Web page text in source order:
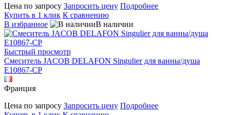
Цена по запросу Запросить цену Подробнее
Купить в 1 клик К сравнению
В избранное
В наличии
Быстрый просмотр
Смеситель JACOB DELAFON Singulier для ванны/душа
E10867-CP
Франция
Цена по запросу Запросить цену Подробнее